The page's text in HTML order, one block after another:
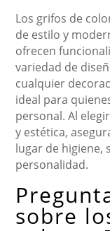
Los grifos de
de estilo y
ofrecen
variedad de
cualquier
ideal para
personal. Al
y estética,
lugar de higiene,
personalidad.
sobre